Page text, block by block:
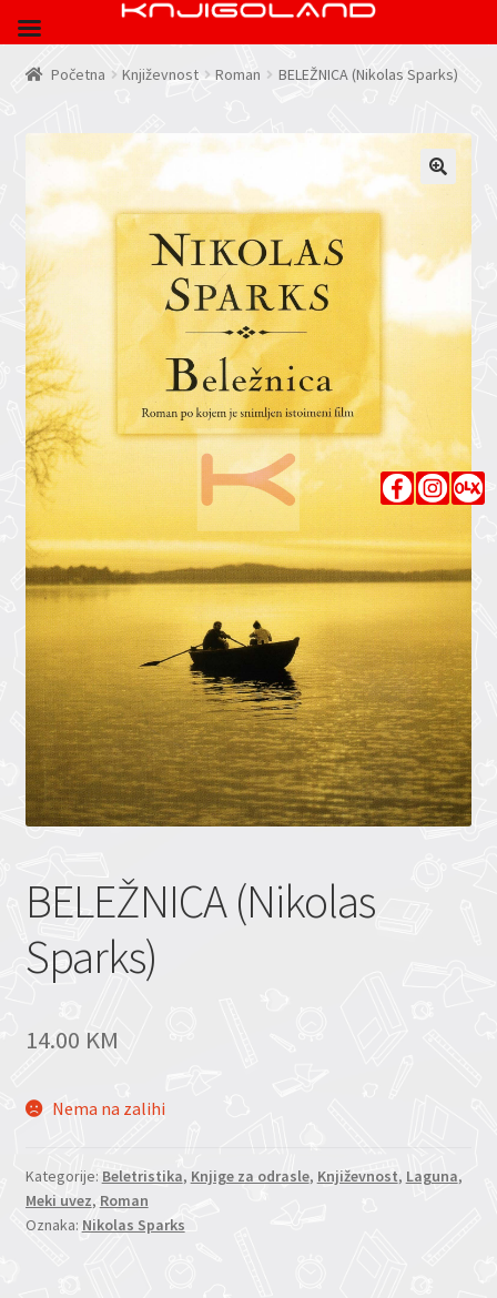
Početna Književnost Roman BELEŽNICA (Nikolas Sparks)
BELEŽNICA (Nikolas
Sparks)
14.00 KM
Nema na zalihi
Kategorije: Beletristika, Knjige za odrasle, Književnost, Laguna,
Meki uvez, Roman
Oznaka: Nikolas Sparks